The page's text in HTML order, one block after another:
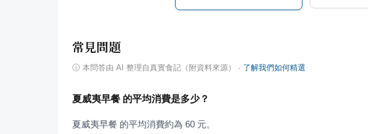
常見問題
ⓘ 本問答由 AI 整理自真實食記（附資料來源） · 了解我們如何精選
夏威夷早餐 的平均消費是多少？
夏威夷早餐 的平均消費約為 60 元。